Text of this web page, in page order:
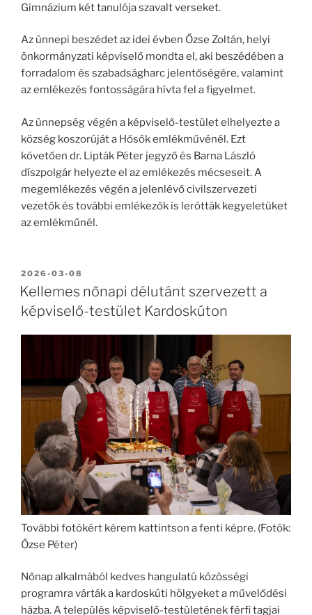
Gimnázium két tanulója szavalt verseket.
Az ünnepi beszédet az idei évben Őzse Zoltán, helyi
önkormányzati képviselő mondta el, aki beszédében a
forradalom és szabadságharc jelentőségére, valamint
az emlékezés fontosságára hívta fel a figyelmet.
Az ünnepség végén a képviselő-testület elhelyezte a
község koszorúját a Hősök emlékművénél. Ezt
követően dr. Lipták Péter jegyző és Barna László
díszpolgár helyezte el az emlékezés mécseseit. A
megemlékezés végén a jelenlévő civilszervezeti
vezetők és további emlékezők is lerótták kegyeletüket
az emlékműnél.
BEKÜLDVE:
2026-03-08
Kellemes nőnapi délutánt szervezett a
képviselő-testület Kardoskúton
További fotókért kérem kattintson a fenti képre. (Fotók:
Őzse Péter)
Nőnap alkalmából kedves hangulatú közösségi
programra várták a kardoskúti hölgyeket a művelődési
házba. A település képviselő-testületének férfi tagjai